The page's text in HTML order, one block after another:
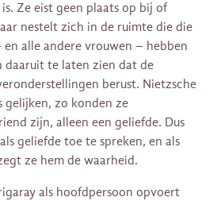
Ze eist geen plaats op bij of
nestelt zich in de ruimte die die
alle andere vrouwen – hebben
daaruit te laten zien dat de
berust. Nietzsche
gelijken, zo konden ze
zijn, alleen een geliefde. Dus
geliefde toe te spreken, en als
ze hem de waarheid.
als hoofdpersoon opvoert